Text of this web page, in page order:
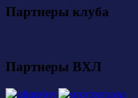
Партнеры клуба
Партнеры ВХЛ